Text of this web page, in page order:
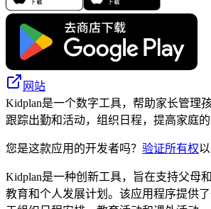
网站
Kidplan是一个数字工具，帮助家长管理
跟踪出勤和活动，组织日程，提高家庭的
您是这款应用的开发者吗？ 验证所有权
Kidplan是一种创新工具，旨在支持父母
教育和个人发展计划。该应用程序提供